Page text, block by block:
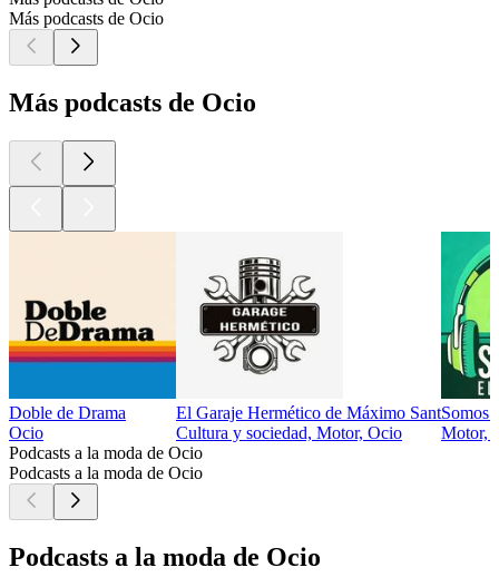
Más podcasts de Ocio
Más podcasts de Ocio
Doble de Drama
Ocio
El Garaje Hermético de Máximo Sant
Cultura y sociedad, Motor, Ocio
Somos
Motor,
Podcasts a la moda de Ocio
Podcasts a la moda de Ocio
Podcasts a la moda de Ocio